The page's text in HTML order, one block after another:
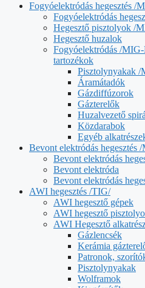
Fogyóelektródás hegesztés /
Fogyóelektródás
Hegesztő pisztolyok /
Hegesztő huzalok
Fogyóelektródás /
tartozékok
Pisztolynyakak
Áramátadók
Gázdiffúzorok
Gázterelők
Huzalvezető
Közdarabok
Egyéb
Bevont elektródás hegesztés
Bevont elektródás
Bevont elektróda
Bevont elektródás
AWI hegesztés /TIG/
AWI hegesztő gépek
AWI hegesztő
AWI Hegesztő
Gázlencsék
Kerámia
Patronok,
Pisztolynyakak
Wolframok